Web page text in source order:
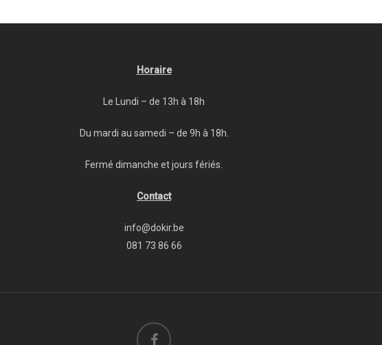
Horaire
Le Lundi – de 13h à 18h
Du mardi au samedi – de 9h à 18h.
Fermé dimanche et jours fériés.
Contact
info@dokir.be
081 73 86 66